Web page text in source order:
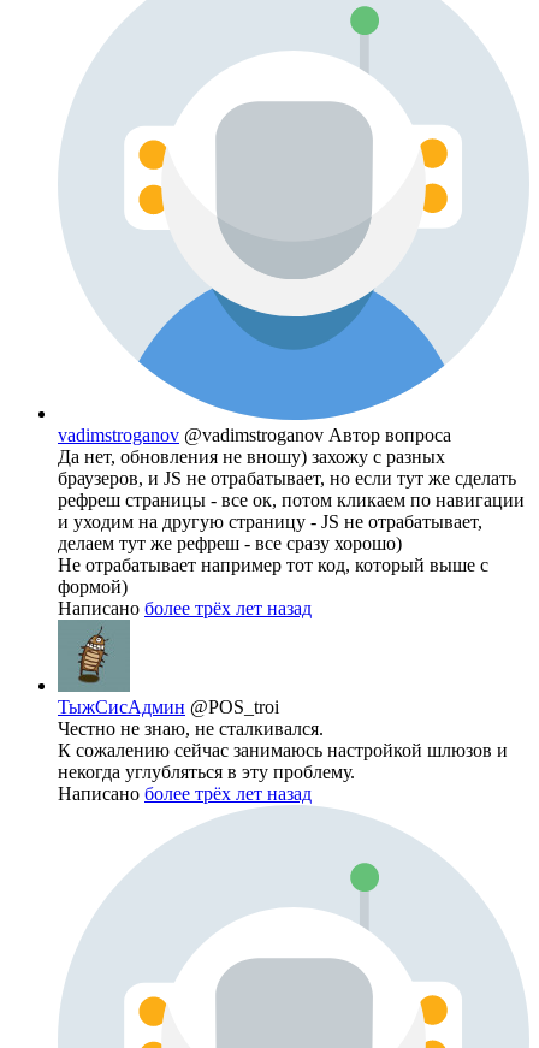
vadimstroganov @vadimstroganov Автор вопроса
Да нет, обновления не вношу) захожу с разных
браузеров, и JS не отрабатывает, но если тут же сделать
рефреш страницы - все ок, потом кликаем по навигации
и уходим на другую страницу - JS не отрабатывает,
делаем тут же рефреш - все сразу хорошо)
Не отрабатывает например тот код, который выше с
формой)
Написано более трёх лет назад
ТыжСисАдмин @POS_troi
Честно не знаю, не сталкивался.
К сожалению сейчас занимаюсь настройкой шлюзов и
некогда углубляться в эту проблему.
Написано более трёх лет назад